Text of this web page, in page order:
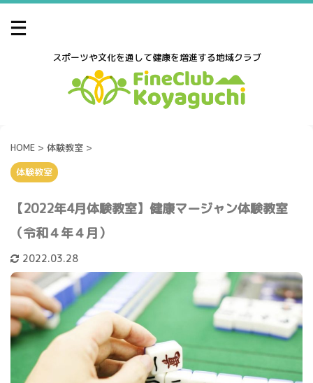
スポーツや文化を通して健康を増進する地域クラブ
HOME > 体験教室 >
体験教室
【2022年4月体験教室】健康マージャン体験教室
（令和４年４月）
2022.03.28